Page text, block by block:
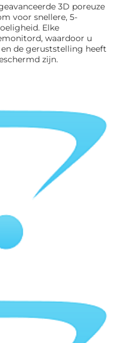
3D poreuze
voor snellere, 5-
Elke
waardoor u
de geruststelling heeft
zijn.